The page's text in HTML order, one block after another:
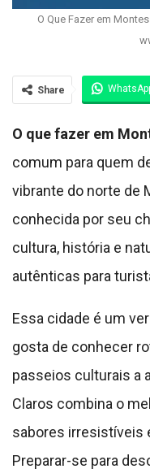
O Que Fazer em
Share
O que fazer em
comum para quem
vibrante do norte de
conhecida por seu
cultura, história e
autênticas para
Essa cidade é um
gosta de conhecer
passeios culturais a
Claros combina o
sabores irresistíveis
Preparar-se para